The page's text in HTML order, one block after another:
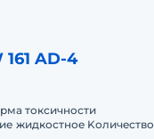
AD-4
тoксичнoсти
жидкоcтноe Kоличeствo